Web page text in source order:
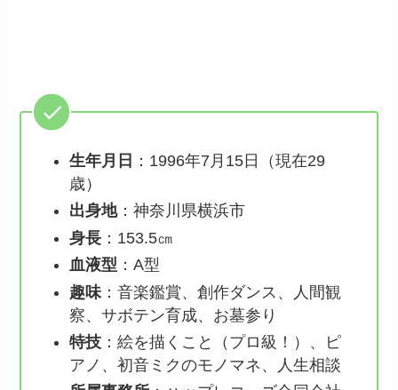
生年月日 ：1996年7月15日（現在29
歳）
出身地：神奈川県横浜市
身長 ：153.5㎝
血液型 ：A型
趣味 ：音楽鑑賞、創作ダンス、人間観
察、サボテン育成、お墓参り
特技 ：絵を描くこと（プロ級！）、ピ
アノ、初音ミクのモノマネ、人生相談